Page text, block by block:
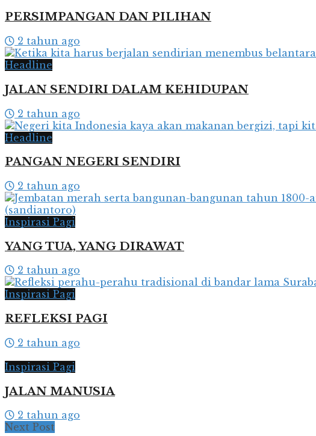
PERSIMPANGAN DAN PILIHAN
2 tahun ago
Headline
JALAN SENDIRI DALAM KEHIDUPAN
2 tahun ago
Headline
PANGAN NEGERI SENDIRI
2 tahun ago
Inspirasi Pagi
YANG TUA, YANG DIRAWAT
2 tahun ago
Inspirasi Pagi
REFLEKSI PAGI
2 tahun ago
Inspirasi Pagi
JALAN MANUSIA
2 tahun ago
Next Post